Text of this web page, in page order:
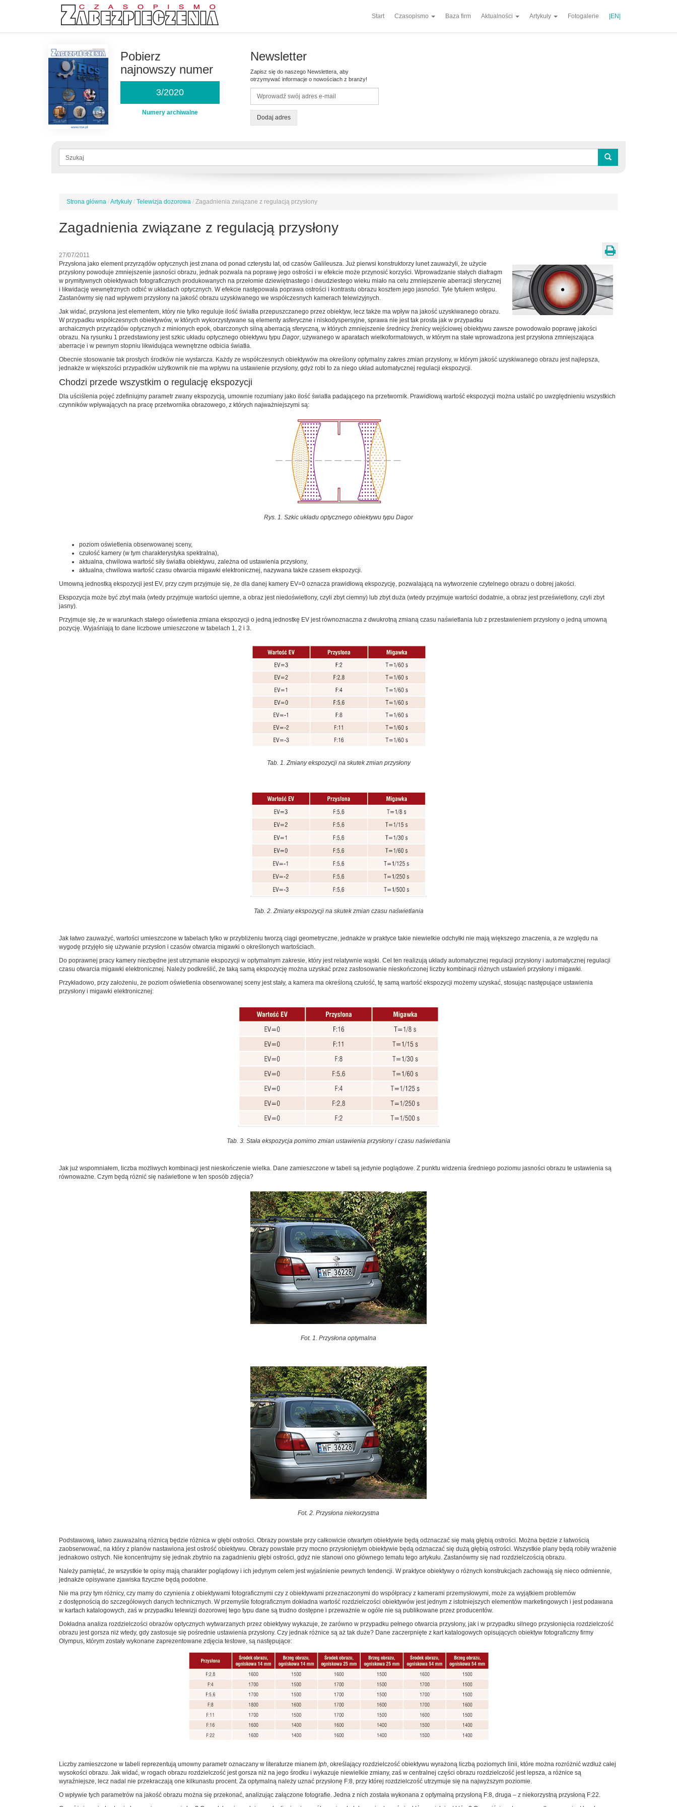
Start Czasopismo Baza firm Aktualności Artykuły Fotogalerie |EN|
Pobierz
najnowszy numer
3/2020
Numery archiwalne
Newsletter
Zapisz się do naszego Newslettera, aby
otrzymywać informacje o nowościach z branży!
Dodaj adres
Formularz
Jesteś
Strona główna /Artykuły / Telewizja dozorowa / Zagadnienia związane z regulacją przysłony
Zagadnienia związane z regulacją przysłony
27/07/2011
Przysłona jako element przyrządów optycznych jest znana od ponad czterystu lat, od czasów Galileusza. Już pierwsi konstruktorzy lunet zauważyli, że użycie
przysłony powoduje zmniejszenie jasności obrazu, jednak pozwala na poprawę jego ostrości i w efekcie może przynosić korzyści. Wprowadzanie stałych diafragm
w prymitywnych obiektywach fotograficznych produkowanych na przełomie dziewiętnastego i dwudziestego wieku miało na celu zmniejszenie aberracji sferycznej
i likwidację wewnętrznych odbić w układach optycznych. W efekcie następowała poprawa ostrości i kontrastu obrazu kosztem jego jasności. Tyle tytułem wstępu.
Zastanówmy się nad wpływem przysłony na jakość obrazu uzyskiwanego we współczesnych kamerach telewizyjnych.
Jak widać, przysłona jest elementem, który nie tylko reguluje ilość światła przepuszczanego przez obiektyw, lecz także ma wpływ na jakość uzyskiwanego obrazu.
W przypadku współczesnych obiektywów, w których wykorzystywane są elementy asferyczne i niskodyspersyjne, sprawa nie jest tak prosta jak w przypadku
archaicznych przyrządów optycznych z minionych epok, obarczonych silną aberracją sferyczną, w których zmniejszenie średnicy źrenicy wejściowej obiektywu zawsze powodowało poprawę jakości
obrazu. Na rysunku 1 przedstawiony jest szkic układu optycznego obiektywu typu Dagor, używanego w aparatach wielkoformatowych, w którym na stałe wprowadzona jest przysłona zmniejszająca
aberracje i w pewnym stopniu likwidująca wewnętrzne odbicia światła.
Obecnie stosowanie tak prostych środków nie wystarcza. Każdy ze współczesnych obiektywów ma określony optymalny zakres zmian przysłony, w którym jakość uzyskiwanego obrazu jest najlepsza,
jednakże w większości przypadków użytkownik nie ma wpływu na ustawienie przysłony, gdyż robi to za niego układ automatycznej regulacji ekspozycji.
Chodzi przede wszystkim o regulację ekspozycji
Dla uściślenia pojęć zdefiniujmy parametr zwany ekspozycją, umownie rozumiany jako ilość światła padającego na przetwornik. Prawidłową wartość ekspozycji można ustalić po uwzględnieniu wszystkich
czynników wpływających na pracę przetwornika obrazowego, z których najważniejszymi są:
Rys. 1. Szkic układu optycznego obiektywu typu Dagor
poziom oświetlenia obserwowanej sceny,
czułość kamery (w tym charakterystyka spektralna),
aktualna, chwilowa wartość siły światła obiektywu, zależna od ustawienia przysłony,
aktualna, chwilowa wartość czasu otwarcia migawki elektronicznej, nazywana także czasem ekspozycji.
Umowną jednostką ekspozycji jest EV, przy czym przyjmuje się, że dla danej kamery EV=0 oznacza prawidłową ekspozycję, pozwalającą na wytworzenie czytelnego obrazu o dobrej jakości.
Ekspozycja może być zbyt mała (wtedy przyjmuje wartości ujemne, a obraz jest niedoświetlony, czyli zbyt ciemny) lub zbyt duża (wtedy przyjmuje wartości dodatnie, a obraz jest prześwietlony, czyli zbyt
jasny).
Przyjmuje się, że w warunkach stałego oświetlenia zmiana ekspozycji o jedną jednostkę EV jest równoznaczna z dwukrotną zmianą czasu naświetlania lub z przestawieniem przysłony o jedną umowną
pozycję. Wyjaśniają to dane liczbowe umieszczone w tabelach 1, 2 i 3.
Tab. 1. Zmiany ekspozycji na skutek zmian przysłony
Tab. 2. Zmiany ekspozycji na skutek zmian czasu naświetlania
Jak łatwo zauważyć, wartości umieszczone w tabelach tylko w przybliżeniu tworzą ciągi geometryczne, jednakże w praktyce takie niewielkie odchyłki nie mają większego znaczenia, a ze względu na
wygodę przyjęło się używanie przysłon i czasów otwarcia migawki o określonych wartościach.
Do poprawnej pracy kamery niezbędne jest utrzymanie ekspozycji w optymalnym zakresie, który jest relatywnie wąski. Cel ten realizują układy automatycznej regulacji przysłony i automatycznej regulacji
czasu otwarcia migawki elektronicznej. Należy podkreślić, że taką samą ekspozycję można uzyskać przez zastosowanie nieskończonej liczby kombinacji różnych ustawień przysłony i migawki.
Przykładowo, przy założeniu, że poziom oświetlenia obserwowanej sceny jest stały, a kamera ma określoną czułość, tę samą wartość ekspozycji możemy uzyskać, stosując następujące ustawienia
przysłony i migawki elektronicznej:
Tab. 3. Stała ekspozycja pomimo zmian ustawienia przysłony i czasu naświetlania
Jak już wspomniałem, liczba możliwych kombinacji jest nieskończenie wielka. Dane zamieszczone w tabeli są jedynie poglądowe. Z punktu widzenia średniego poziomu jasności obrazu te ustawienia są
równoważne. Czym będą różnić się naświetlone w ten sposób zdjęcia?
Fot. 1. Przysłona optymalna
Fot. 2. Przysłona niekorzystna
Podstawową, łatwo zauważalną różnicą będzie różnica w głębi ostrości. Obrazy powstałe przy całkowicie otwartym obiektywie będą odznaczać się małą głębią ostrości. Można będzie z łatwością
zaobserwować, na który z planów nastawiona jest ostrość obiektywu. Obrazy powstałe przy mocno przysłoniętym obiektywie będą odznaczać się dużą głębią ostrości. Wszystkie plany będą robiły wrażenie
jednakowo ostrych. Nie koncentrujmy się jednak zbytnio na zagadnieniu głębi ostrości, gdyż nie stanowi ono głównego tematu tego artykułu. Zastanówmy się nad rozdzielczością obrazu.
Należy pamiętać, że wszystkie te opisy mają charakter poglądowy i ich jedynym celem jest wyjaśnienie pewnych tendencji. W praktyce obiektywy o różnych konstrukcjach zachowają się nieco odmiennie,
jednakże opisywane zjawiska fizyczne będą podobne.
Nie ma przy tym różnicy, czy mamy do czynienia z obiektywami fotograficznymi czy z obiektywami przeznaczonymi do współpracy z kamerami przemysłowymi, może za wyjątkiem problemów
z dostępnością do szczegółowych danych technicznych. W przemyśle fotograficznym dokładna wartość rozdzielczości obiektywów jest jednym z istotniejszych elementów marketingowych i jest podawana
w kartach katalogowych, zaś w przypadku telewizji dozorowej tego typu dane są trudno dostępne i przeważnie w ogóle nie są publikowane przez producentów.
Dokładna analiza rozdzielczości obrazów optycznych wytwarzanych przez obiektywy wykazuje, że zarówno w przypadku pełnego otwarcia przysłony, jak i w przypadku silnego przysłonięcia rozdzielczość
obrazu jest gorsza niż wtedy, gdy zastosuje się pośrednie ustawienia przysłony. Czy jednak różnice są aż tak duże? Dane zaczerpnięte z kart katalogowych opisujących obiektyw fotograficzny firmy
Olympus, którym zostały wykonane zaprezentowane zdjęcia testowe, są następujące:
Liczby zamieszczone w tabeli reprezentują umowny parametr oznaczany w literaturze mianem lph, określający rozdzielczość obiektywu wyrażoną liczbą poziomych linii, które można rozróżnić wzdłuż całej
wysokości obrazu. Jak widać, w rogach obrazu rozdzielczość jest gorsza niż na jego środku i wykazuje niewielkie zmiany, zaś w centralnej części obrazu rozdzielczość jest lepsza, a różnice są
wyraźniejsze, lecz nadal nie przekraczają one kilkunastu procent. Za optymalną należy uznać przysłonę F:8, przy której rozdzielczość utrzymuje się na najwyższym poziomie.
O wpływie tych parametrów na jakość obrazu można się przekonać, analizując załączone fotografie. Jedna z nich została wykonana z optymalną przysłoną F:8, druga – z niekorzystną przysłoną F:22.